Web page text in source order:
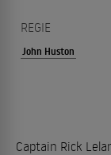
REGIE
John Huston
Captain Rick